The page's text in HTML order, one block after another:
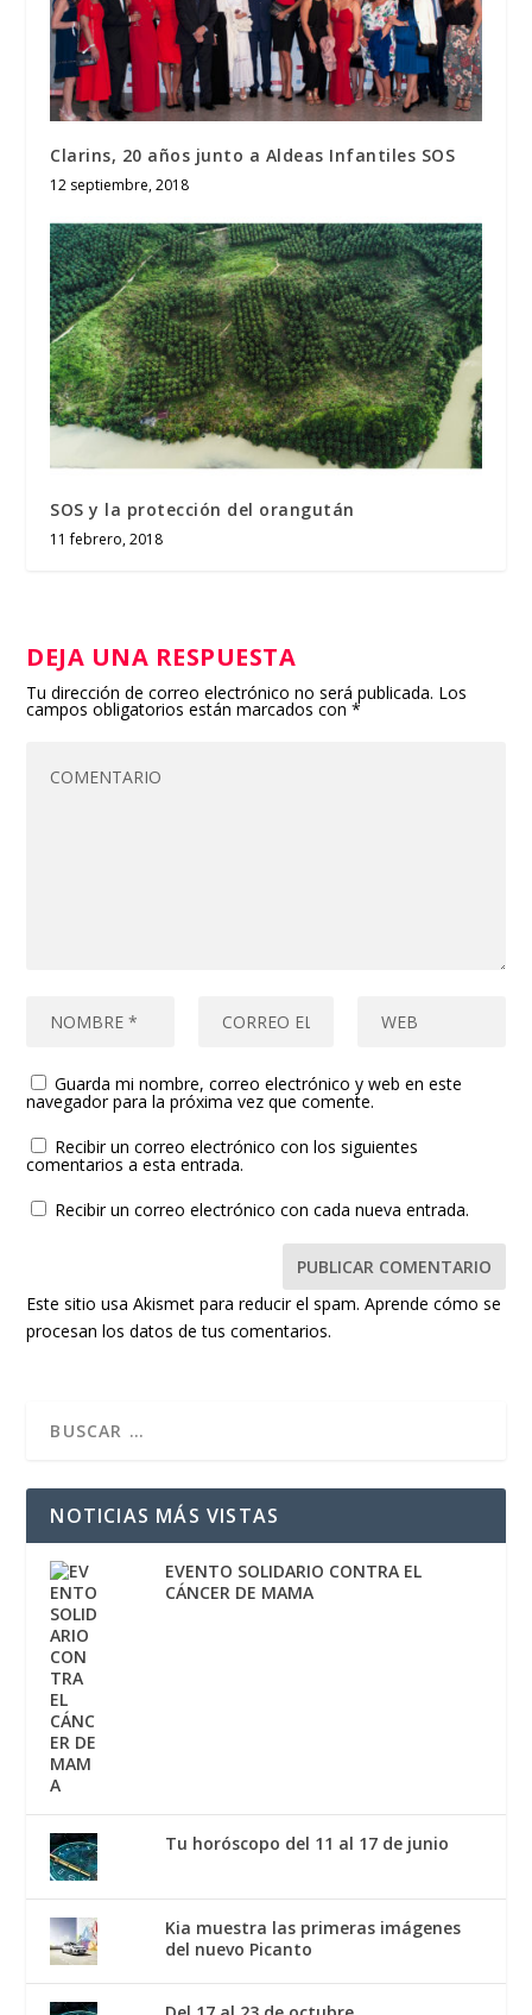
Clarins, 20 años junto a Aldeas Infantiles SOS
12 septiembre, 2018
SOS y la protección del orangután
11 febrero, 2018
DEJA UNA RESPUESTA
Tu dirección de correo electrónico no será publicada. Los
campos obligatorios están marcados con*
Guarda mi nombre, correo electrónico y web en este
navegador para la próxima vez que comente.
Recibir un correo electrónico con los siguientes
comentarios a esta entrada.
Recibir un correo electrónico con cada nueva entrada.
Este sitio usa Akismet para reducir el spam.Aprende cómo se
procesan los datos de tus comentarios.
NOTICIAS MÁS VISTAS
EVENTO SOLIDARIO CONTRA EL
CÁNCER DE MAMA
Tu horóscopo del 11 al 17 de junio
Kia muestra las primeras imágenes
del nuevo Picanto